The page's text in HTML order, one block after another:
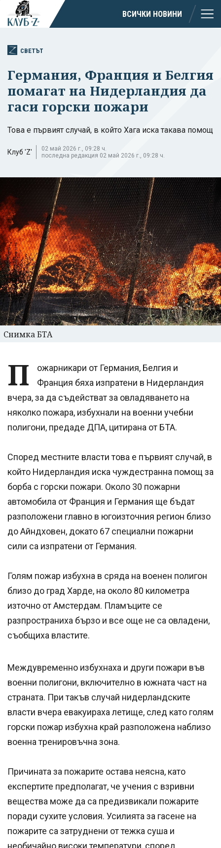
ВСИЧКИ НОВИНИ
СВЕТЪТ
Германия, Франция и Белгия
помагат на Нидерландия да
гаси горски пожари
Това е първият случай, в който Хага иска такава помощ
Клуб 'Z'
02 май 2026 г., 09:28 ч.
последна редакция 02 май 2026 г., 09:28 ч.
Снимка БТА
П
ожарникари от Германия, Белгия и
Франция бяха изпратени в Нидерландия
вчера, за да съдействат за овладяването на
няколко пожара, избухнали на военни учебни
полигони, предаде ДПА, цитирана от БТА.
Според местните власти това е първият случай, в
който Нидерландия иска чуждестранна помощ за
борба с горски пожари. Около 30 пожарни
автомобила от Франция и Германия ще бъдат
разположени главно в югоизточния регион близо
до Айндховен, докато 67 специални пожарни
сили са изпратени от Германия.
Голям пожар избухна в сряда на военен полигон
близо до град Харде, на около 80 километра
източно от Амстердам. Пламъците се
разпространиха бързо и все още не са овладени,
съобщиха властите.
Междувременно избухнаха и други пожари във
военни полигони, включително в южната част на
страната. При такъв случай нидерландските
власти вчера евакуираха летище, след като голям
горски пожар избухна край разположена наблизо
военна тренировъчна зона.
Причината за пожарите остава неясна, като
експертите предполагат, че учения с взривни
вещества може да са предизвикали пожарите
поради сухите условия. Усилията за гасене на
пожарите са затруднени от тежка суша и
необичайно високи температури, според